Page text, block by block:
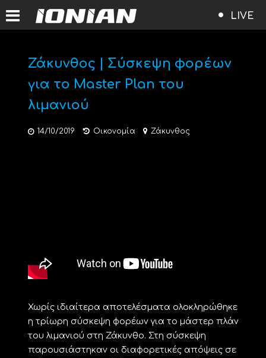
LIVE
Ζάκυνθος | Σύσκεψη φορέων
για το Master Plan του
λιμανιού
14/10/2019 Οικονομία Ζάκυνθος
Χωρίς ιδιαίτερα αποτελέσματα ολοκληρώθηκε
η τρίωρη σύσκεψη φορέων για το μάστερ πλάν
του λιμανιού στη Ζάκυνθο. Στη σύσκεψη
παρουσιάστηκαν οι διαφορετικές απόψεις σε